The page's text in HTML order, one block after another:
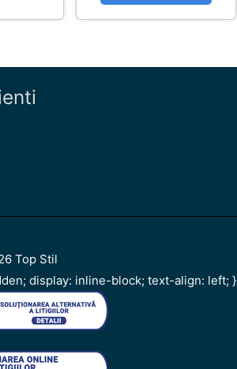
Top Stil
display: inline-block; text-align: left; }